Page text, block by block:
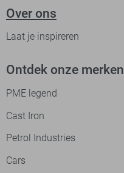
Over ons
Laat je inspireren
Ontdek onze merken
PME legend
Cast Iron
Petrol Industries
Cars